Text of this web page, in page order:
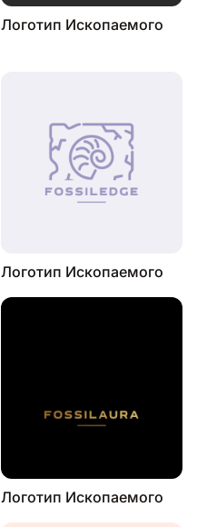
Логотип Ископаемого
Логотип Ископаемого
Логотип Ископаемого